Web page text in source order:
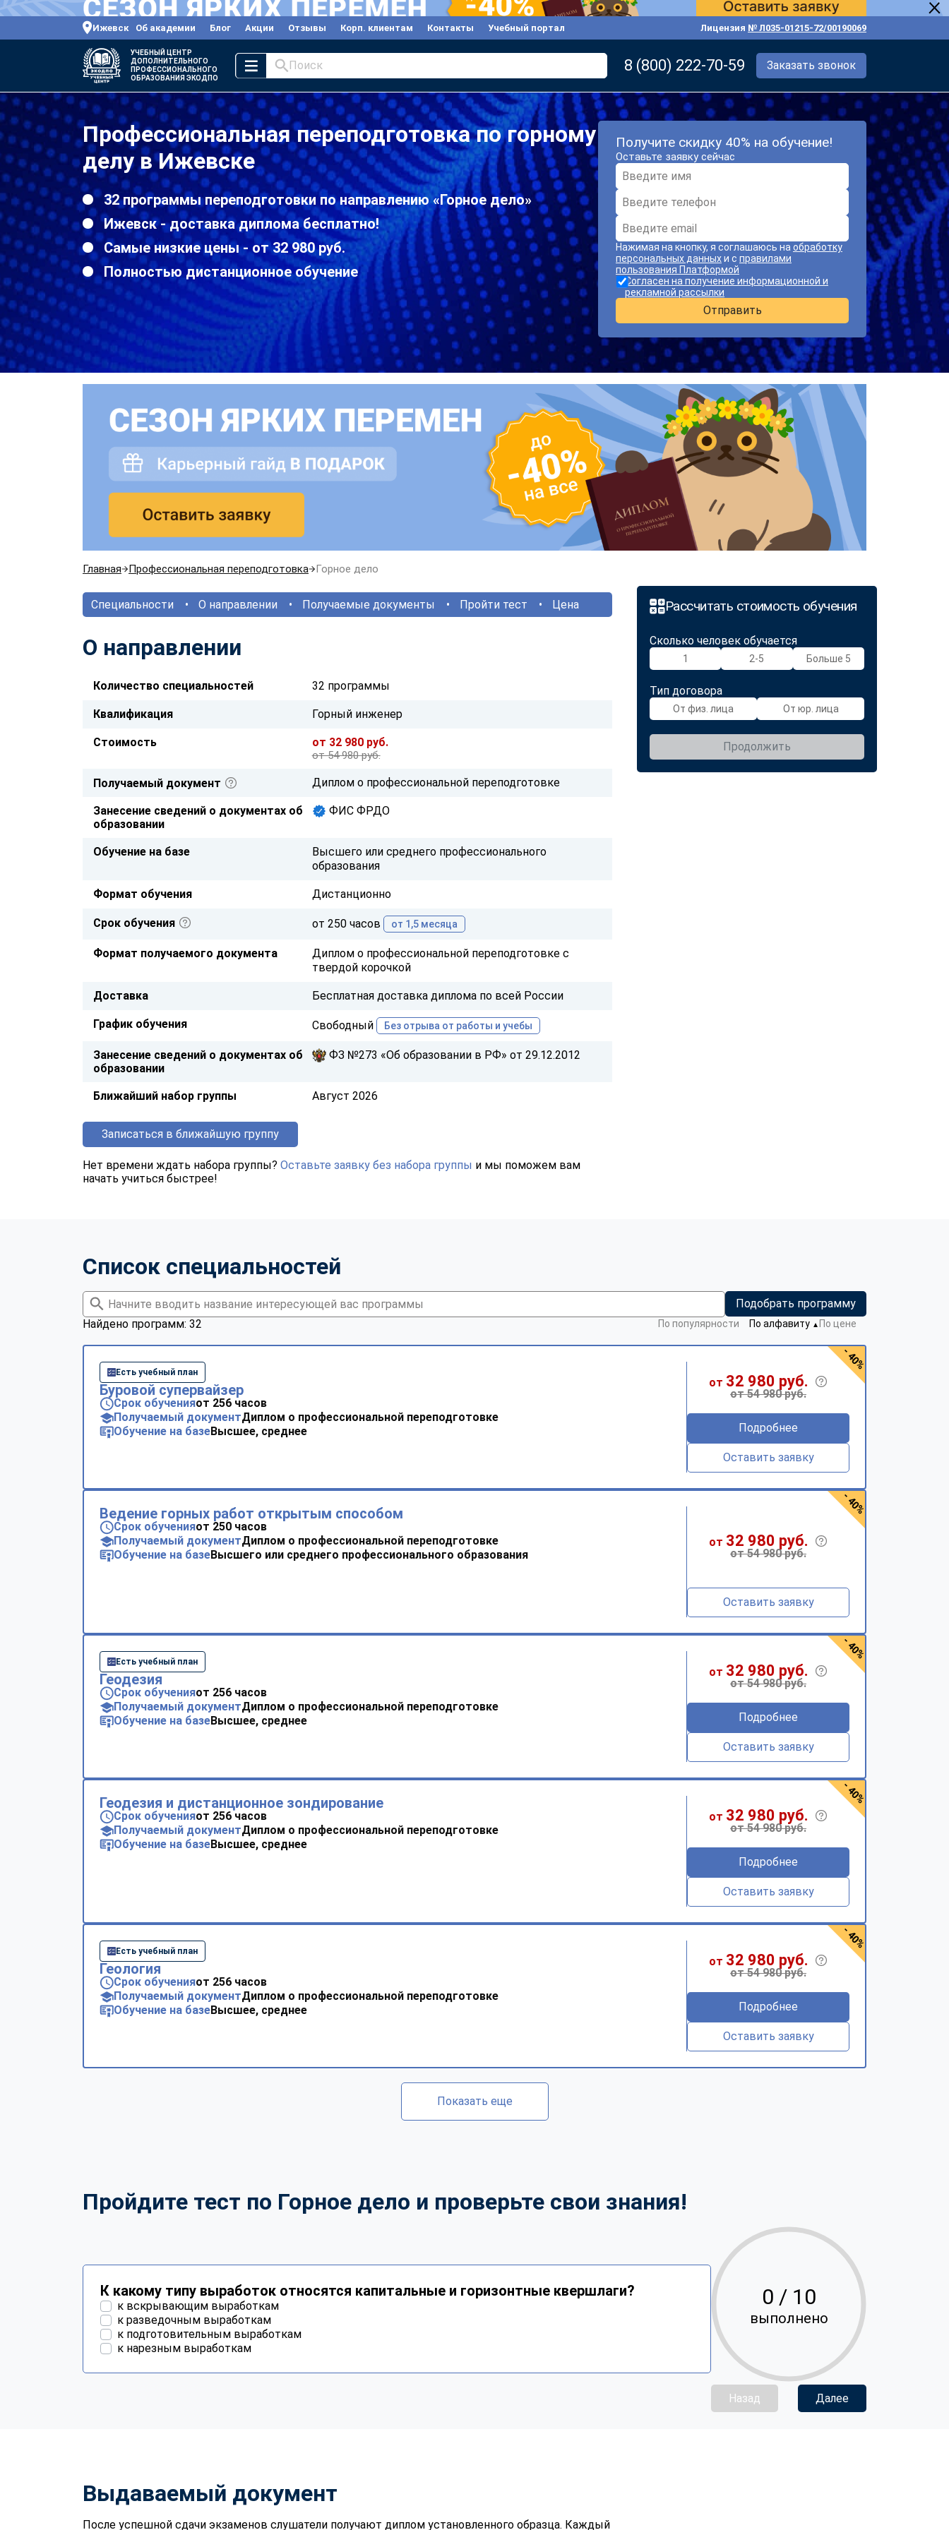
Ижевск Об академии Блог Акции Отзывы Корп. клиентам Контакты Учебный портал Лицензия № Л035-01215-72/00190069
УЧЕБНЫЙ ЦЕНТР
ДОПОЛНИТЕЛЬНОГО
ПРОФЕССИОНАЛЬНОГО
ОБРАЗОВАНИЯ ЭКОДПО
Поиск 8 (800) 222-70-59 Заказать звонок
Профессиональная переподготовка по горному
делу в Ижевске
32 программы переподготовки по направлению «Горное дело»
Ижевск - доставка диплома бесплатно!
Самые низкие цены - от 32 980 руб.
Полностью дистанционное обучение
Получите скидку 40% на обучение!
Оставьте заявку сейчас
Нажимая на кнопку, я соглашаюсь на обработку
персональных данныхи с правилами
пользования Платформой
Согласен на получение информационной и
рекламной рассылки
Отправить
Главная Профессиональная переподготовка Горное дело
Рассчитать стоимость обучения
Сколько человек обучается
1 2-5 Больше 5
Тип договора
От физ. лица От юр. лица
Продолжить
Специальности О направлении Получаемые документы Пройти тест Цена
О направлении
Количество специальностей 32 программы
Квалификация Горный инженер
Стоимость от 32 980 руб.
от 54 980 руб.
Получаемый документ Диплом о профессиональной переподготовке
Занесение сведений о документах об
образовании
ФИС ФРДО
Обучение на базе
Высшего или среднего профессионального
образования
Формат обучения Дистанционно
Срок обучения от 250 часов от 1,5 месяца
Формат получаемого документа
Диплом о профессиональной переподготовке с
твердой корочкой
Доставка Бесплатная доставка диплома по всей России
График обучения Свободный Без отрыва от работы и учебы
Занесение сведений о документах об
образовании
ФЗ №273 «Об образовании в РФ» от 29.12.2012
Ближайший набор группы Август 2026
Записаться в ближайшую группу
Нет времени ждать набора группы? Оставьте заявку без набора группы и мы поможем вам
начать учиться быстрее!
Список специальностей
Подобрать программу
Найдено программ: 32
По популярности По алфавиту ▼ По цене
Есть учебный план
Буровой супервайзер
Срок обученияот 256 часов
Получаемый документДиплом о профессиональной переподготовке
Обучение на базеВысшее, среднее
от 32 980 руб.
от 54 980 руб.
Подробнее
Оставить заявку
- 40%
Ведение горных работ открытым способом
Срок обученияот 250 часов
Получаемый документДиплом о профессиональной переподготовке
Обучение на базеВысшего или среднего профессионального образования
от 32 980 руб.
от 54 980 руб.
Оставить заявку
- 40%
Есть учебный план
Геодезия
Срок обученияот 256 часов
Получаемый документДиплом о профессиональной переподготовке
Обучение на базеВысшее, среднее
от 32 980 руб.
от 54 980 руб.
Подробнее
Оставить заявку
- 40%
Геодезия и дистанционное зондирование
Срок обученияот 256 часов
Получаемый документДиплом о профессиональной переподготовке
Обучение на базеВысшее, среднее
от 32 980 руб.
от 54 980 руб.
Подробнее
Оставить заявку
- 40%
Есть учебный план
Геология
Срок обученияот 256 часов
Получаемый документДиплом о профессиональной переподготовке
Обучение на базеВысшее, среднее
от 32 980 руб.
от 54 980 руб.
Подробнее
Оставить заявку
- 40%
Показать еще
Пройдите тест по Горное дело и проверьте свои знания!
К какому типу выработок относятся капитальные и горизонтные квершлаги?
к вскрывающим выработкам
к разведочным выработкам
к подготовительным выработкам
к нарезным выработкам
0 / 10
выполнено
Назад Далее
Выдаваемый документ
После успешной сдачи экзаменов слушатели получают диплом установленного образца. Каждый